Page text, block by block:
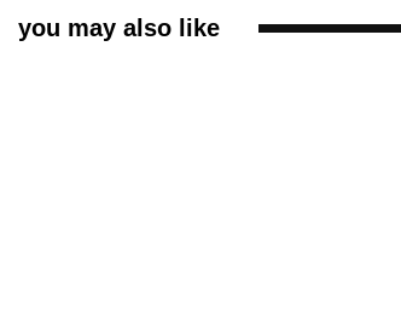
you may also like